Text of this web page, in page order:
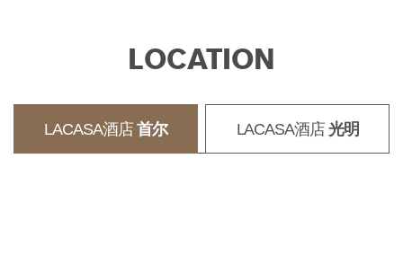
LOCATION
LACASA酒店首尔 LACASA酒店光明